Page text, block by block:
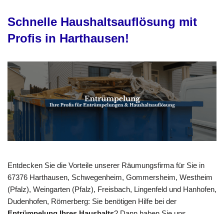
Schnelle Haushaltsauflösung mit
Profis in Harthausen!
Entdecken Sie die Vorteile unserer Räumungsfirma für Sie in
67376 Harthausen, Schwegenheim, Gommersheim, Westheim
(Pfalz), Weingarten (Pfalz), Freisbach, Lingenfeld und Hanhofen,
Dudenhofen, Römerberg: Sie benötigen Hilfe bei der